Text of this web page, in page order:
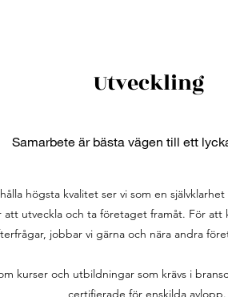
Utveckling
Samarbete är bästa vägen till ett
högsta kvalitet ser vi som en
att utveckla och ta företaget framåt. För
jobbar vi gärna och nära andra
kurser och utbildningar som krävs i
certifierade för enskilda avlopp.